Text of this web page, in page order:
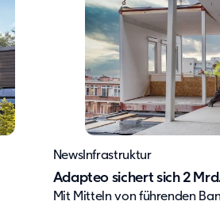
Adapteo sichert sich 2
NewsInfrastruktur
Mit Mitteln von führenden